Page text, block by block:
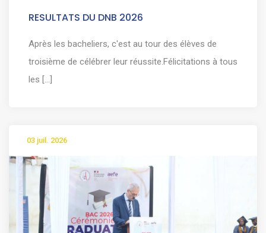
RESULTATS DU DNB 2026
Après les bacheliers, c'est au tour des élèves de
troisième de célébrer leur réussite.Félicitations à tous
les [...]
03 juil. 2026